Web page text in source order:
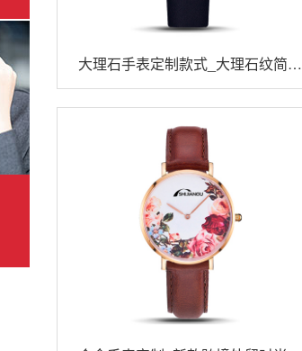
大理石手表定制款式_大理石纹简约
超薄手表